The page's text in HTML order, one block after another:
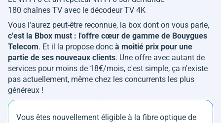
180 chaînes TV avec le décodeur TV 4K
Vous l'aurez peut-être reconnue, la box dont on vous parle,
c'est la Bbox must : l'offre cœur de gamme de Bouygues
Telecom. Et il la propose donc à moitié prix pour une
partie de ses nouveaux clients. Une offre avec autant de
services pour moins de 18€/mois, c'est simple, ça n'existe
pas actuellement, même chez les concurrents les plus
généreux !
Vous êtes nouvellement éligible à la fibre optique de